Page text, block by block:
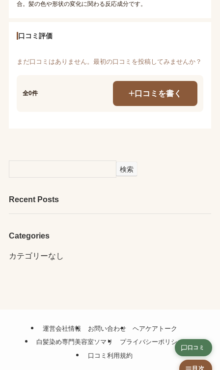
合。髪の色や形状の変化に関わる反応成分です。
口コミ評価
まだ口コミはありません。最初の口コミを投稿してみませんか？
全0件 口コミを書く
検索
Recent Posts
Categories
カテゴリーなし
運営会社情報 お問い合わせ
ヘアケアトーク
白髪染め専門美容室ソマリ
プライバシーポリシー
口コミ利用規約
口コミ
目次